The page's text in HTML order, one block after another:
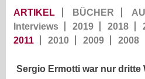
ARTIKEL BÜCHER
Interviews
2019 2018
2011
2010 2009 2008
Sergio Ermotti war nur dritte